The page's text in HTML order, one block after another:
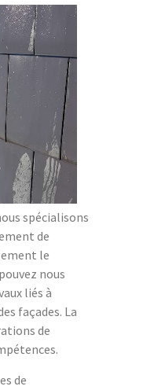
spécialisons
de
le
nous
liés à
façades. La
de
de